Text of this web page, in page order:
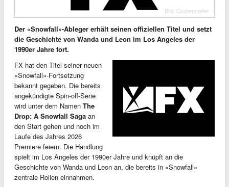
Bild: Quotenmeter
Der «Snowfall»-Ableger erhält seinen offiziellen Titel und setzt
die Geschichte von Wanda und Leon im Los Angeles der
1990er Jahre fort.
FX hat den Titel seiner neuen
«Snowfall»-Fortsetzung
bekannt gegeben. Die bereits
angekündigte Spin-off-Serie
wird unter dem Namen The
Drop: A Snowfall Saga an
den Start gehen und noch im
Laufe des Jahres 2026
Premiere feiern. Die Handlung
spielt im Los Angeles der 1990er Jahre und knüpft an die
Geschichte von Wanda und Leon an, die bereits in «Snowfall»
zentrale Rollen einnahmen.